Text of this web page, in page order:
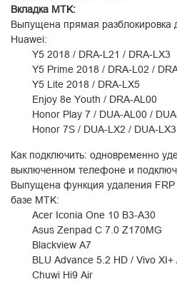
Вкладка MTK:
Выпущена прямая разблокировка
Huawei:
Y5 2018 / DRA-L21 / DRA-LX3
Y5 Prime 2018 / DRA-L02 /
Y5 Lite 2018 / DRA-LX5
Enjoy 8e Youth / DRA-AL00
Honor Play 7 / DUA-AL00 /
Honor 7S / DUA-LX2 / DUA-LX3
Как подключить: одновременно
выключенном телефоне и
Выпущена функция удаления FRP
базе MTK:
Acer Iconia One 10 B3-A30
Asus Zenpad C 7.0 Z170MG
Blackview A7
BLU Advance 5.2 HD / Vivo XI+
Chuwi Hi9 Air